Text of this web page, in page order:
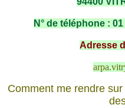
N° de téléphone :
Adresse
Comment me rendre